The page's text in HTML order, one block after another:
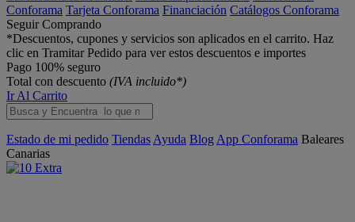
Conforama Tarjeta Conforama Financiación Catálogos Conforama
Seguir Comprando
*Descuentos, cupones y servicios son aplicados en el carrito. Haz
clic en Tramitar Pedido para ver estos descuentos e importes
Pago 100% seguro
Total con descuento (IVA incluido*)
Ir Al Carrito
Estado de mi pedido Tiendas Ayuda Blog App Conforama Baleares
Canarias